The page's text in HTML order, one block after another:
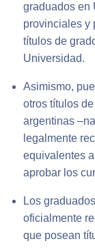
graduados en
provinciales y
títulos de
Universidad.
Asimismo,
otros títulos
argentinas
legalmente
equivalentes
aprobar los
Los
oficialmente
que posean